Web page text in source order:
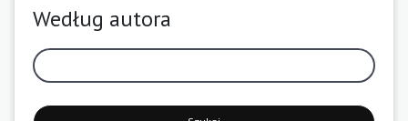
Według autora